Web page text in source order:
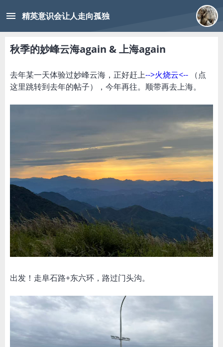
menu 精英意识会让人走向孤独
秋季的妙峰云海again & 上海again
去年某一天体验过妙峰云海，正好赶上-->火烧云<-- （点
这里跳转到去年的帖子），今年再往。顺带再去上海。
出发！走阜石路+东六环，路过门头沟。